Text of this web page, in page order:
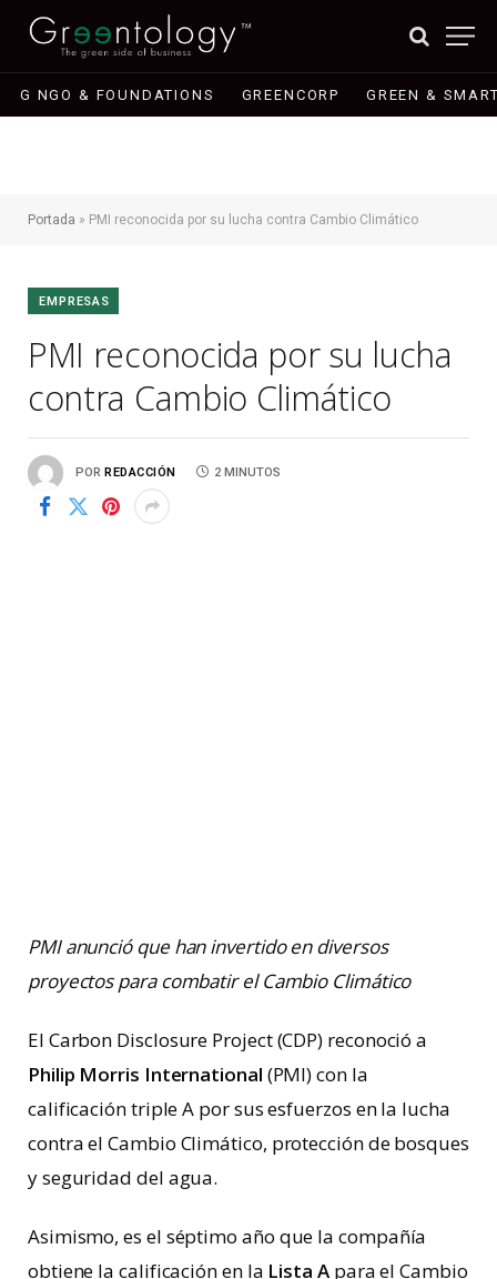
G NGO & FOUNDATIONS GREENCORP GREEN &
Portada » PMI reconocida por su lucha contra Cambio Climático
EMPRESAS
PMI reconocida por su lucha
contra Cambio Climático
POR REDACCIÓN 2 MINUTOS
PMI anunció que han invertido en diversos
proyectos para combatir el Cambio Climático
El Carbon Disclosure Project (CDP) reconoció a
Philip Morris International (PMI) con la
calificación triple A por sus esfuerzos en la lucha
contra el Cambio Climático, protección de bosques
y seguridad del agua.
Asimismo, es el séptimo año que la compañía
obtiene la calificación en la Lista Apara el Cambio